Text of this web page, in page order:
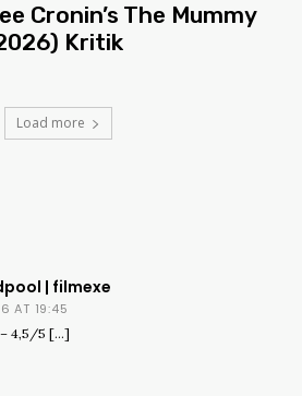
Cronin’s The Mummy
Kritik
Load more
| filmexe
AT 19:45
4,5/5 […]